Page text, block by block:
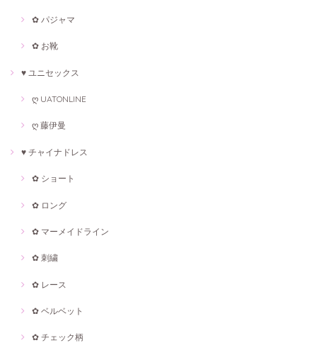
✿ パジャマ
✿ お靴
♥ ユニセックス
ღ UATONLINE
ღ 藤伊曼
♥ チャイナドレス
✿ ショート
✿ ロング
✿ マーメイドライン
✿ 刺繍
✿ レース
✿ ベルベット
✿ チェック柄